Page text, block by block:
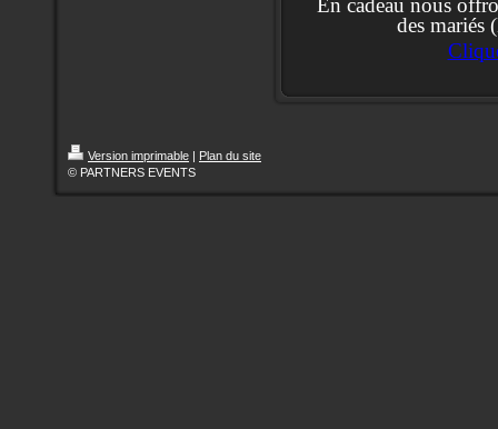
En cadeau nous
des mariés
Version imprimable
Plan du site
© PARTNERS EVENTS